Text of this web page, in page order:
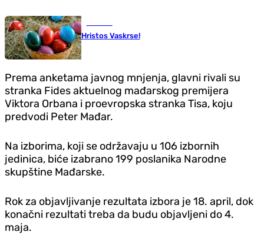
Hristos Vaskrse!
Prema anketama javnog mnjenja, glavni rivali su
stranka Fides aktuelnog mađarskog premijera
Viktora Orbana i proevropska stranka Tisa, koju
predvodi Peter Mađar.
Na izborima, koji se održavaju u 106 izbornih
jedinica, biće izabrano 199 poslanika Narodne
skupštine Mađarske.
Rok za objavljivanje rezultata izbora je 18. april, dok
konačni rezultati treba da budu objavljeni do 4.
maja.